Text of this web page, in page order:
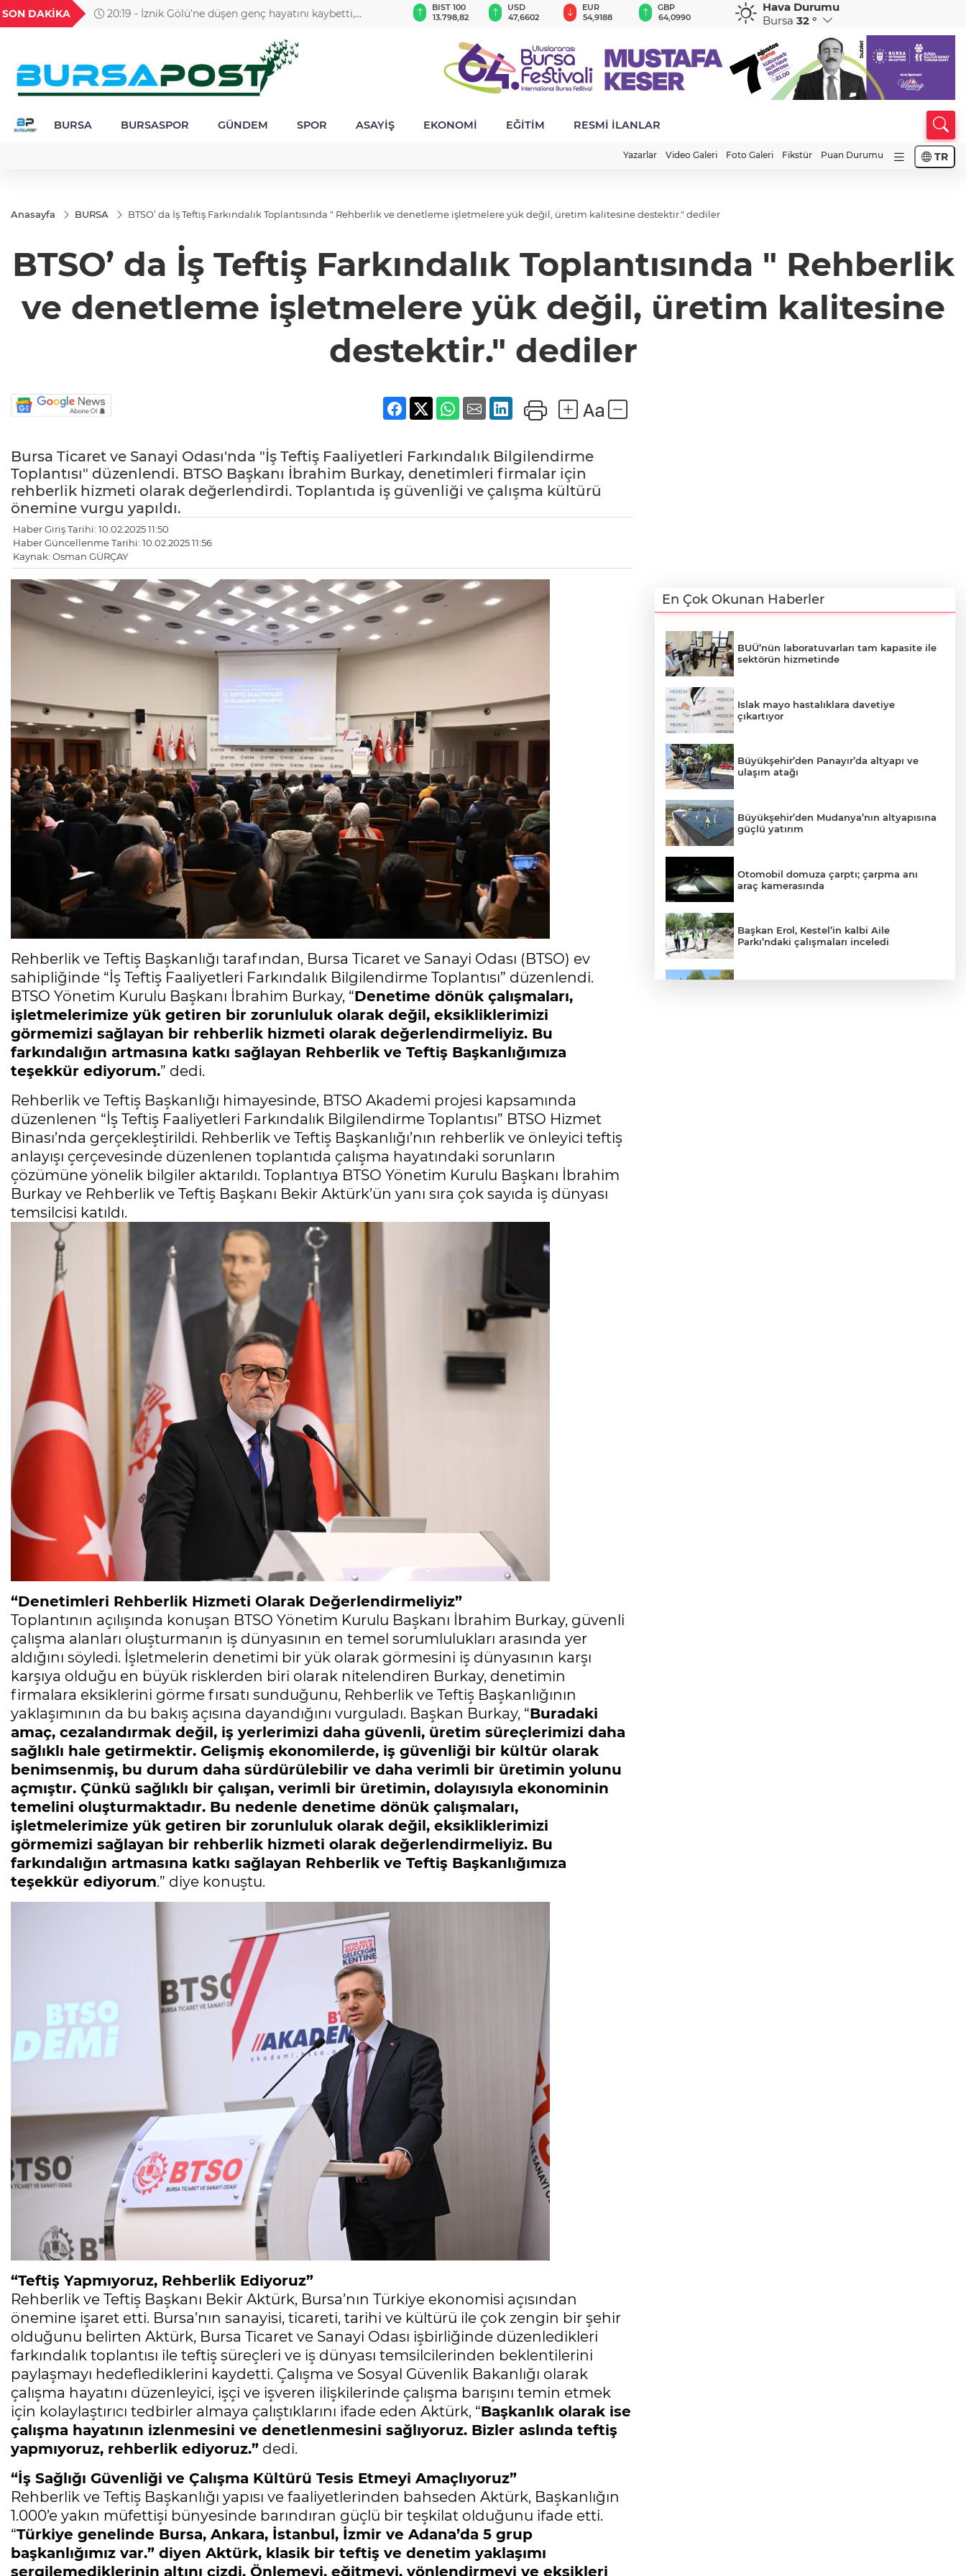
SON DAKİKA
20:19 - İznik Gölü’ne düşen genç hayatını kaybetti,
18,2257
TND
16,2552
BGN
28,0626
0,0018
6.513,09
BIST 100
13.798,82
USD
47,6602
EUR
54,9188
GBP
64,0990
CHF
58,6585
CAD
34,0066
Hava Durumu
Bursa 32 °
BURSA BURSASPOR GÜNDEM SPOR ASAYİŞ EKONOMİ EĞİTİM RESMİ İLANLAR
Yazarlar Video Galeri Foto Galeri Fikstür Puan Durumu TR
Anasayfa BURSA BTSO’ da İş Teftiş Farkındalık Toplantısında " Rehberlik ve denetleme işletmelere yük değil, üretim kalitesine destektir." dediler
BTSO’ da İş Teftiş Farkındalık Toplantısında " Rehberlik
ve denetleme işletmelere yük değil, üretim kalitesine
destektir." dediler
Bursa Ticaret ve Sanayi Odası'nda "İş Teftiş Faaliyetleri Farkındalık Bilgilendirme
Toplantısı" düzenlendi. BTSO Başkanı İbrahim Burkay, denetimleri firmalar için
rehberlik hizmeti olarak değerlendirdi. Toplantıda iş güvenliği ve çalışma kültürü
önemine vurgu yapıldı.
Haber Giriş Tarihi: 10.02.2025 11:50
Haber Güncellenme Tarihi: 10.02.2025 11:56
Kaynak: Osman GÜRÇAY
Rehberlik ve Teftiş Başkanlığı tarafından, Bursa Ticaret ve Sanayi Odası (BTSO) ev
sahipliğinde “İş Teftiş Faaliyetleri Farkındalık Bilgilendirme Toplantısı” düzenlendi.
BTSO Yönetim Kurulu Başkanı İbrahim Burkay, “Denetime dönük çalışmaları,
işletmelerimize yük getiren bir zorunluluk olarak değil, eksikliklerimizi
görmemizi sağlayan bir rehberlik hizmeti olarak değerlendirmeliyiz. Bu
farkındalığın artmasına katkı sağlayan Rehberlik ve Teftiş Başkanlığımıza
teşekkür ediyorum.” dedi.
Rehberlik ve Teftiş Başkanlığı himayesinde, BTSO Akademi projesi kapsamında
düzenlenen “İş Teftiş Faaliyetleri Farkındalık Bilgilendirme Toplantısı” BTSO Hizmet
Binası’nda gerçekleştirildi. Rehberlik ve Teftiş Başkanlığı’nın rehberlik ve önleyici teftiş
anlayışı çerçevesinde düzenlenen toplantıda çalışma hayatındaki sorunların
çözümüne yönelik bilgiler aktarıldı. Toplantıya BTSO Yönetim Kurulu Başkanı İbrahim
Burkay ve Rehberlik ve Teftiş Başkanı Bekir Aktürk’ün yanı sıra çok sayıda iş dünyası
temsilcisi katıldı.
“Denetimleri Rehberlik Hizmeti Olarak Değerlendirmeliyiz”
Toplantının açılışında konuşan BTSO Yönetim Kurulu Başkanı İbrahim Burkay, güvenli
çalışma alanları oluşturmanın iş dünyasının en temel sorumlulukları arasında yer
aldığını söyledi. İşletmelerin denetimi bir yük olarak görmesini iş dünyasının karşı
karşıya olduğu en büyük risklerden biri olarak nitelendiren Burkay, denetimin
firmalara eksiklerini görme fırsatı sunduğunu, Rehberlik ve Teftiş Başkanlığının
yaklaşımının da bu bakış açısına dayandığını vurguladı. Başkan Burkay, “Buradaki
amaç, cezalandırmak değil, iş yerlerimizi daha güvenli, üretim süreçlerimizi daha
sağlıklı hale getirmektir. Gelişmiş ekonomilerde, iş güvenliği bir kültür olarak
benimsenmiş, bu durum daha sürdürülebilir ve daha verimli bir üretimin yolunu
açmıştır. Çünkü sağlıklı bir çalışan, verimli bir üretimin, dolayısıyla ekonominin
temelini oluşturmaktadır. Bu nedenle denetime dönük çalışmaları,
işletmelerimize yük getiren bir zorunluluk olarak değil, eksikliklerimizi
görmemizi sağlayan bir rehberlik hizmeti olarak değerlendirmeliyiz. Bu
farkındalığın artmasına katkı sağlayan Rehberlik ve Teftiş Başkanlığımıza
teşekkür ediyorum.” diye konuştu.
“Teftiş Yapmıyoruz, Rehberlik Ediyoruz”
Rehberlik ve Teftiş Başkanı Bekir Aktürk, Bursa’nın Türkiye ekonomisi açısından
önemine işaret etti. Bursa’nın sanayisi, ticareti, tarihi ve kültürü ile çok zengin bir şehir
olduğunu belirten Aktürk, Bursa Ticaret ve Sanayi Odası işbirliğinde düzenledikleri
farkındalık toplantısı ile teftiş süreçleri ve iş dünyası temsilcilerinden beklentilerini
paylaşmayı hedeflediklerini kaydetti. Çalışma ve Sosyal Güvenlik Bakanlığı olarak
çalışma hayatını düzenleyici, işçi ve işveren ilişkilerinde çalışma barışını temin etmek
için kolaylaştırıcı tedbirler almaya çalıştıklarını ifade eden Aktürk, “Başkanlık olarak ise
çalışma hayatının izlenmesini ve denetlenmesini sağlıyoruz. Bizler aslında teftiş
yapmıyoruz, rehberlik ediyoruz.” dedi.
“İş Sağlığı Güvenliği ve Çalışma Kültürü Tesis Etmeyi Amaçlıyoruz”
Rehberlik ve Teftiş Başkanlığı yapısı ve faaliyetlerinden bahseden Aktürk, Başkanlığın
1.000’e yakın müfettişi bünyesinde barındıran güçlü bir teşkilat olduğunu ifade etti.
“Türkiye genelinde Bursa, Ankara, İstanbul, İzmir ve Adana’da 5 grup
başkanlığımız var.” diyen Aktürk, klasik bir teftiş ve denetim yaklaşımı
sergilemediklerinin altını çizdi. Önlemeyi, eğitmeyi, yönlendirmeyi ve eksikleri
En Çok Okunan Haberler
BUÜ’nün laboratuvarları tam kapasite ile
sektörün hizmetinde
Islak mayo hastalıklara davetiye
çıkartıyor
Büyükşehir’den Panayır’da altyapı ve
ulaşım atağı
Büyükşehir’den Mudanya’nın altyapısına
güçlü yatırım
Otomobil domuza çarptı; çarpma anı
araç kamerasında
Başkan Erol, Kestel’in kalbi Aile
Parkı’ndaki çalışmaları inceledi